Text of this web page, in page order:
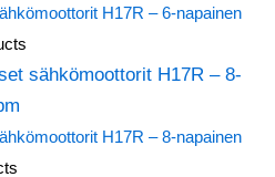
H17R – 6-napainen
H17R – 8-napainen